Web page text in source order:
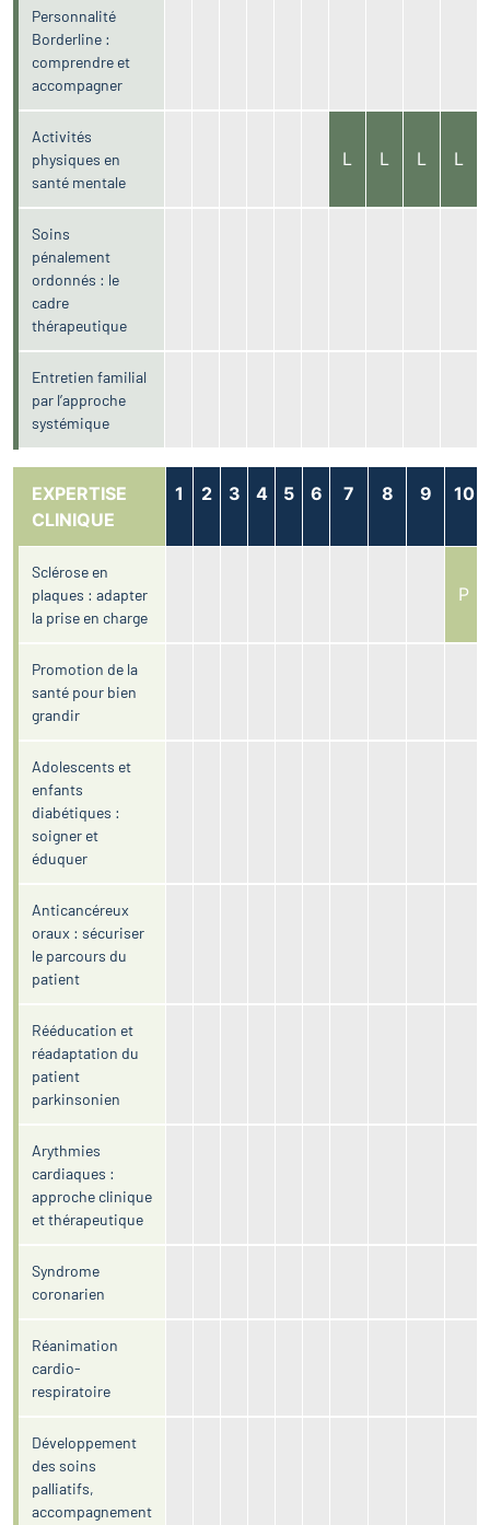
Personnalité
Borderline :
comprendre et
accompagner
Activités
physiques en
santé mentale
L L L L
Soins
pénalement
ordonnés : le
cadre
thérapeutique
Entretien familial
par l’approche
systémique
EXPERTISE
CLINIQUE
1 2 3 4 5 6 7 8 9 10
Sclérose en
plaques : adapter
la prise en charge
P
Promotion de la
santé pour bien
grandir
Adolescents et
enfants
diabétiques :
soigner et
éduquer
Anticancéreux
oraux : sécuriser
le parcours du
patient
Rééducation et
réadaptation du
patient
parkinsonien
Arythmies
cardiaques :
approche clinique
et thérapeutique
Syndrome
coronarien
Réanimation
cardio-
respiratoire
Développement
des soins
palliatifs,
accompagnement